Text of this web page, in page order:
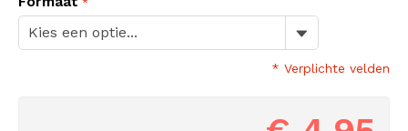
* Verplichte velden